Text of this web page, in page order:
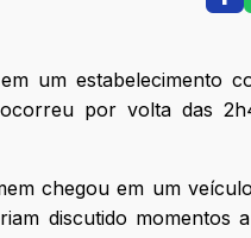
um estabelecimento
por volta das
chegou em um
discutido momentos